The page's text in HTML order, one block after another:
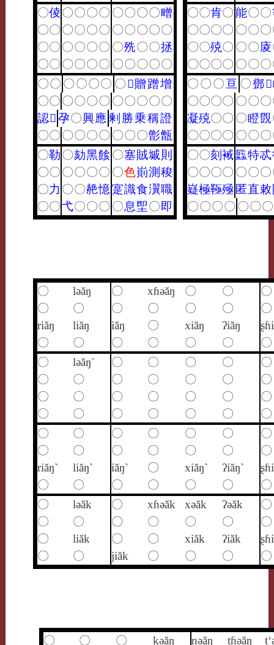
〇倰〇〇〇〇 〇〇〇〇㽪
〇〇〇〇〇〇 〇〇〇〇〇
〇〇〇〇〇〇 〇㱡〇〇拯
〇〇〇〇〇〇 〇〇〇〇〇
〇〇 〇〇〇〇 〇𡬙贈蹭增
〇〇〇〇〇〇 〇〇〇〇〇
認𩜁孕〇興應 剰 勝乗稱證
〇〇〇〇〇〇 〇〇〇㣒甑
〇勒〇劾黑餩 〇塞賊墄則
〇〇〇〇〇〇 〇色崱測 稄
〇力 〇〇赩憶寔識食瀷職
〇〇弋〇〇〇 〇息堲〇即
〇〇肯〇能〇〇
〇〇〇〇 〇〇〇
〇〇殑〇 〇〇庱
〇〇〇〇 〇〇〇
〇〇〇亘 〇鄧𤃶
〇〇〇〇 〇〇〇
凝殑〇〇 〇瞪覴
〇〇〇〇 〇〇〇
〇〇刻裓䘅特忒
〇〇〇〇 〇〇〇
嶷極䩯殛 匿直敕
〇〇〇〇 〇〇〇
〇 lǝăŋ 〇 xɦǝăŋ 〇 〇
〇
〇
〇 〇 〇 〇 〇
〇
riăŋ
liăŋ iăŋ 〇 xiăŋ ʔiăŋ
〇
〇 〇 〇 〇 〇
〇
〇
lǝăŋ´ 〇 〇 〇 〇
〇
〇
〇 〇 〇 〇 〇
〇
〇
〇 〇 〇 〇 〇
〇
〇
〇 〇 〇 〇 〇
〇
〇
〇 〇 〇 〇 〇
〇
〇
〇 〇 〇 〇 〇
〇
riăŋ`
liăŋ` iăŋ` 〇 xiăŋ` ʔiăŋ`
〇
〇 〇 〇 〇 〇
〇
〇
lǝăk 〇 xɦǝăk xǝăk ʔǝăk
〇
〇
〇 〇 〇 〇 〇
〇
〇
liăk 〇 〇 xiăk ʔiăk
〇
〇 jiăk 〇 〇 〇 〇
〇 〇 〇 kǝăŋ nǝăŋ tɦǝăŋ